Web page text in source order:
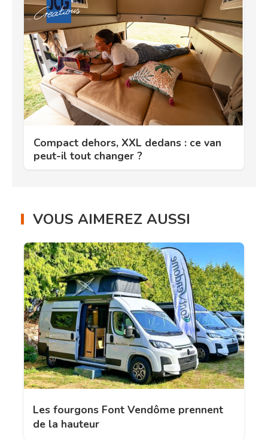
Compact dehors, XXL dedans : ce van
peut-il tout changer ?
VOUS AIMEREZ AUSSI
Les fourgons Font Vendôme prennent
de la hauteur